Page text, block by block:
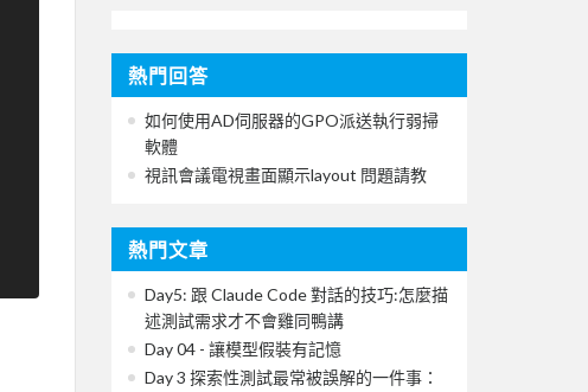
熱門回答
如何使用AD伺服器的GPO派送執行弱掃
軟體
視訊會議電視畫面顯示layout 問題請教
熱門文章
Day5: 跟 Claude Code 對話的技巧:怎麼描
述測試需求才不會雞同鴨講
Day 04 - 讓模型假裝有記憶
Day 3 探索性測試最常被誤解的一件事：